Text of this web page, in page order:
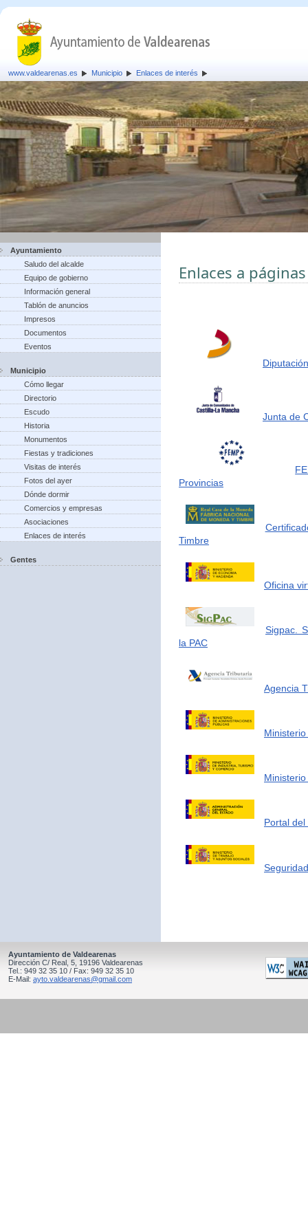
www.valdearenas.es Municipio Enlaces de interés
Ayuntamiento
Saludo del alcalde
Equipo de gobierno
Información general
Tablón de anuncios
Impresos
Documentos
Eventos
Municipio
Cómo llegar
Directorio
Escudo
Historia
Monumentos
Fiestas y tradiciones
Visitas de interés
Fotos del ayer
Dónde dormir
Comercios y empresas
Asociaciones
Enlaces de interés
Gentes
Enlaces a
Junta de
Provincias
Timbre
Oficina
Sigpac.
la PAC
Agencia
Portal
Ayuntamiento de Valdearenas
Dirección C/ Real, 5, 19196 Valdearenas
Tel.: 949 32 35 10 / Fax: 949 32 35 10
E-Mail: ayto.valdearenas@gmail.com